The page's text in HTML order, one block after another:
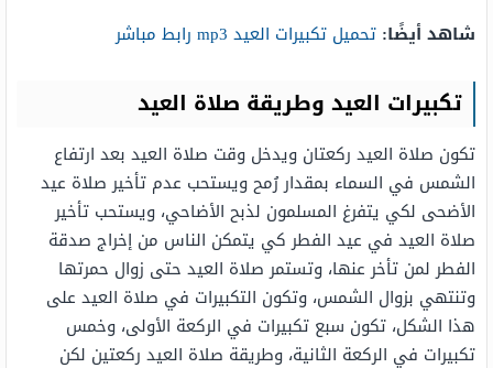
شاهد أيضًا: تحميل تكبيرات العيد mp3 رابط مباشر
تكبيرات العيد وطريقة صلاة العيد
تكون صلاة العيد ركعتان ويدخل وقت صلاة العيد بعد ارتفاع
الشمس في السماء بمقدار رُمح ويستحب عدم تأخير صلاة عيد
الأضحى لكي يتفرغ المسلمون لذبح الأضاحي، ويستحب تأخير
صلاة العيد في عيد الفطر كي يتمكن الناس من إخراج صدقة
الفطر لمن تأخر عنها، وتستمر صلاة العيد حتى زوال حمرتها
وتنتهي بزوال الشمس، وتكون التكبيرات في صلاة العيد على
هذا الشكل، تكون سبع تكبيرات في الركعة الأولى، وخمس
تكبيرات في الركعة الثانية، وطريقة صلاة العيد ركعتين لكن